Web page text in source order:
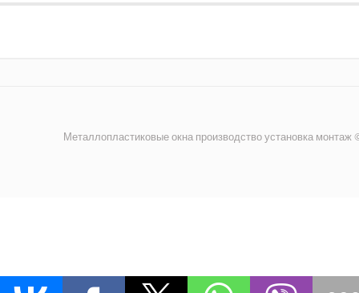
Металлопластиковые окна производство установка